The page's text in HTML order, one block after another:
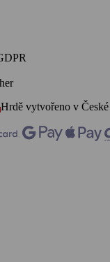
Hrdě vytvořeno v